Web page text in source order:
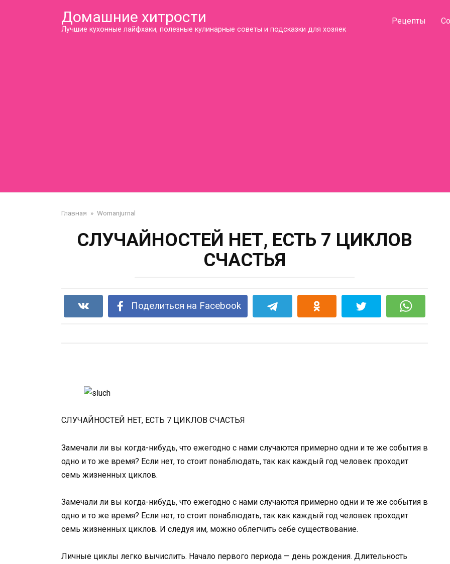
Домашние хитрости
Лучшие кухонные лайфхаки, полезные кулинарные советы и подсказки для хозяек
Рецепты
Главная » Womanjurnal
СЛУЧАЙНОСТЕЙ НЕТ, ЕСТЬ 7 ЦИКЛОВ
СЧАСТЬЯ
Поделиться на Facebook
СЛУЧАЙНОСТЕЙ НЕТ, ЕСТЬ 7 ЦИКЛОВ СЧАСТЬЯ
Замечали ли вы когда-нибудь, что ежегодно с нами случаются примерно одни и те же события в
одно и то же время? Если нет, то стоит понаблюдать, так как каждый год человек проходит
семь жизненных циклов.
Замечали ли вы когда-нибудь, что ежегодно с нами случаются примерно одни и те же события в
одно и то же время? Если нет, то стоит понаблюдать, так как каждый год человек проходит
семь жизненных циклов. И следуя им, можно облегчить себе существование.
Личные циклы легко вычислить. Начало первого периода — день рождения. Длительность